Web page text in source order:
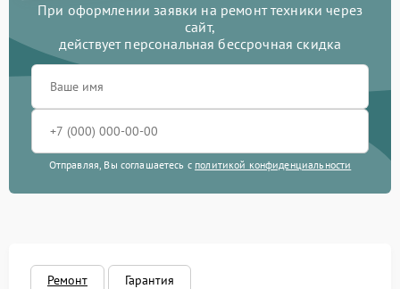
При оформлении заявки на ремонт техники через
сайт,
действует персональная бессрочная скидка
Отправляя, Вы соглашаетесь с политикой конфиденциальности
Ремонт Гарантия